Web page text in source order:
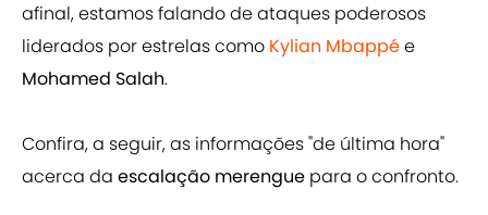
afinal, estamos falando de ataques poderosos
liderados por estrelas como Kylian Mbappée
Mohamed Salah.
Confira, a seguir, as informações "de última hora"
acerca da escalação merengue para o confronto.